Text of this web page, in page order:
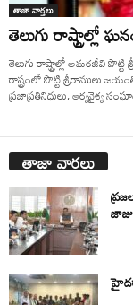
తాజా వార్తలు
తెలుగు రాష్ట్రాల్లో
తెలుగు రాష్ట్రాల్లో అమరజీవి
రాష్ట్రంలో పొట్టి శ్రీరాములు
ప్రజాప్రతినిధులు, ఆర్యవైశ్య
తాజా వార్తలు
జాజు